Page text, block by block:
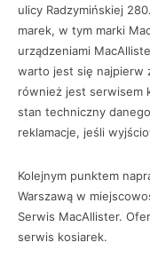
ulicy Radzymińskiej
marek, w tym marki
urządzeniami
warto jest się najpierw
również jest serwisem
stan techniczny
reklamacje, jeśli
Kolejnym punktem
Warszawą w
Serwis MacAllister.
serwis kosiarek.